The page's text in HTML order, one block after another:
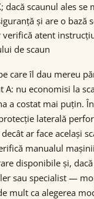
dacă scaunul ales se
și are o bază
verifică atent
de scaun
care îl dau mereu
A: nu economisi la
a costat mai puțin.
laterală
ar face același
manualul
disponibile și,
sau specialist —
mult ca alegerea